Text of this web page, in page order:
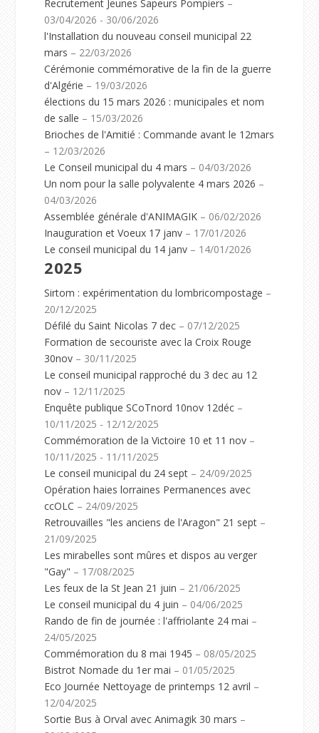
Recrutement Jeunes Sapeurs Pompiers –
03/04/2026 - 30/06/2026
l'Installation du nouveau conseil municipal 22
mars – 22/03/2026
Cérémonie commémorative de la fin de la guerre
d'Algérie – 19/03/2026
élections du 15 mars 2026 : municipales et nom
de salle – 15/03/2026
Brioches de l'Amitié : Commande avant le 12mars
– 12/03/2026
Le Conseil municipal du 4 mars – 04/03/2026
Un nom pour la salle polyvalente 4 mars 2026 –
04/03/2026
Assemblée générale d'ANIMAGIK – 06/02/2026
Inauguration et Voeux 17 janv – 17/01/2026
Le conseil municipal du 14 janv – 14/01/2026
2025
Sirtom : expérimentation du lombricompostage –
20/12/2025
Défilé du Saint Nicolas 7 dec – 07/12/2025
Formation de secouriste avec la Croix Rouge
30nov – 30/11/2025
Le conseil municipal rapproché du 3 dec au 12
nov – 12/11/2025
Enquête publique SCoTnord 10nov 12déc –
10/11/2025 - 12/12/2025
Commémoration de la Victoire 10 et 11 nov –
10/11/2025 - 11/11/2025
Le conseil municipal du 24 sept – 24/09/2025
Opération haies lorraines Permanences avec
ccOLC – 24/09/2025
Retrouvailles "les anciens de l'Aragon" 21 sept –
21/09/2025
Les mirabelles sont mûres et dispos au verger
"Gay" – 17/08/2025
Les feux de la St Jean 21 juin – 21/06/2025
Le conseil municipal du 4 juin – 04/06/2025
Rando de fin de journée : l'affriolante 24 mai –
24/05/2025
Commémoration du 8 mai 1945 – 08/05/2025
Bistrot Nomade du 1er mai – 01/05/2025
Eco Journée Nettoyage de printemps 12 avril –
12/04/2025
Sortie Bus à Orval avec Animagik 30 mars –